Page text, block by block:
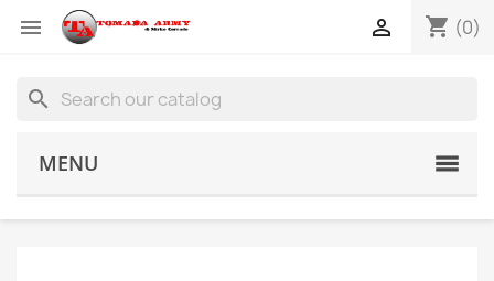
 shopping_cart (0)

search
MENU